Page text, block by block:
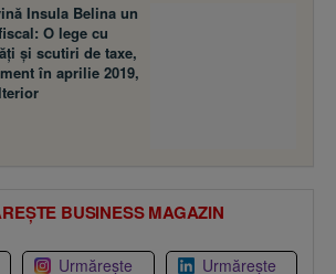
Insula Belina un
O lege cu
şi scutiri de taxe,
în aprilie 2019,
BUSINESS MAGAZIN
Urmărește Urmărește